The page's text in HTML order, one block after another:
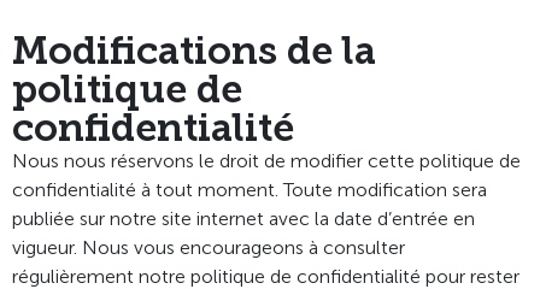
Modifications de la
politique de
confidentialité
Nous nous réservons le droit de modifier cette politique de
confidentialité à tout moment. Toute modification sera
publiée sur notre site internet avec la date d’entrée en
vigueur. Nous vous encourageons à consulter
régulièrement notre politique de confidentialité pour rester